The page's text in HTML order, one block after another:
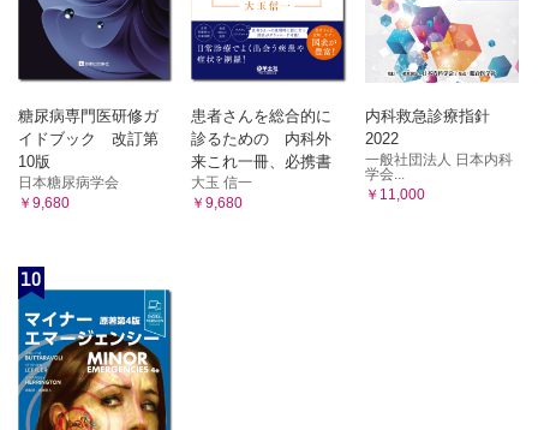
糖尿病専門医研修ガ
イドブック 改訂第
10版
日本糖尿病学会
￥9,680
患者さんを総合的に
診るための 内科外
来これ一冊、必携書
大玉 信一
￥9,680
内科救急診療指針
2022
一般社団法人 日本内科
学会...
￥11,000
10